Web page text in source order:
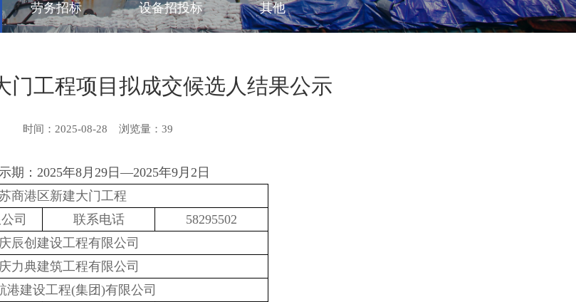
劳务招标 设备招投标 其他
门工程项目拟成交候选人结果公示
时间：2025-08-28 浏览量： 39
期： 2025年8月 29日—2025年9月 2 日
商港区新建大门工程
司 联系电话
58295502
辰创建设工程有限公司
力典建筑工程有限公司
港建设工程(集团)有限公司